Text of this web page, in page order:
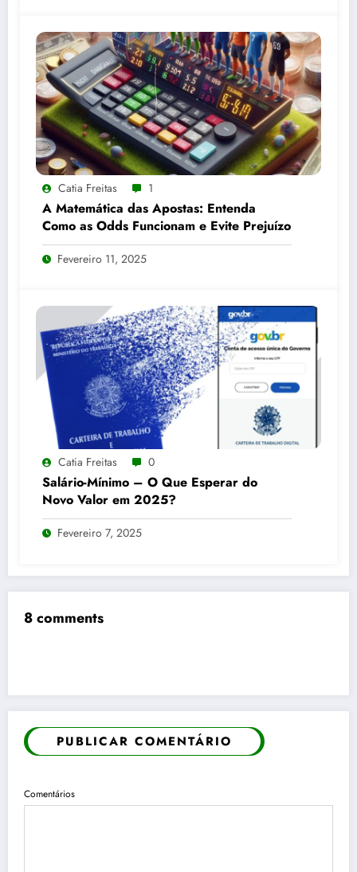
Catia Freitas 1
A Matemática das Apostas: Entenda
Como as Odds Funcionam e Evite Prejuízo
Fevereiro 11, 2025
Catia Freitas 0
Salário-Mínimo – O Que Esperar do
Novo Valor em 2025?
Fevereiro 7, 2025
8 comments
PUBLICAR COMENTÁRIO
Comentários